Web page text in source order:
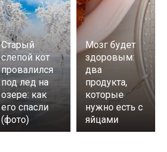
Старый
слепой кот
провалился
под лед на
озере: как
его спасли
(фото)
Мозг будет
здоровым:
два
продукта,
которые
нужно есть с
яйцами